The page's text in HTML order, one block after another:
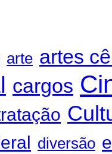
arte artes
cargos
diversão